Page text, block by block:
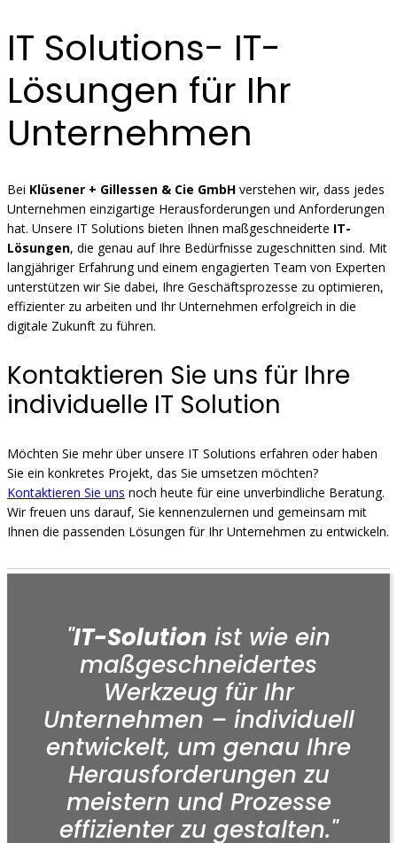
IT Solutions- IT-
Lösungen für Ihr
Unternehmen
Bei Klüsener + Gillessen & Cie GmbH verstehen wir, dass jedes
Unternehmen einzigartige Herausforderungen und Anforderungen
hat. Unsere IT Solutions bieten Ihnen maßgeschneiderte IT-
Lösungen, die genau auf Ihre Bedürfnisse zugeschnitten sind. Mit
langjähriger Erfahrung und einem engagierten Team von Experten
unterstützen wir Sie dabei, Ihre Geschäftsprozesse zu optimieren,
effizienter zu arbeiten und Ihr Unternehmen erfolgreich in die
digitale Zukunft zu führen.
Kontaktieren Sie uns für Ihre
individuelle IT Solution
Möchten Sie mehr über unsere IT Solutions erfahren oder haben
Sie ein konkretes Projekt, das Sie umsetzen möchten?
Kontaktieren Sie uns noch heute für eine unverbindliche Beratung.
Wir freuen uns darauf, Sie kennenzulernen und gemeinsam mit
Ihnen die passenden Lösungen für Ihr Unternehmen zu entwickeln.
"IT-Solution ist wie ein
maßgeschneidertes
Werkzeug für Ihr
Unternehmen – individuell
entwickelt, um genau Ihre
Herausforderungen zu
meistern und Prozesse
effizienter zu gestalten."